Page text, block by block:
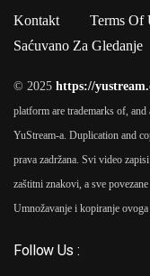
Kontakt Terms Of
Saćuvano Za Gledanje
© 2025 https://
platform are trademarks of, and
YuStream-a. Duplication and
prava zadržana. Svi video
zaštitni znakovi, a sve
Umnožavanje i kopiranje
Follow Us :